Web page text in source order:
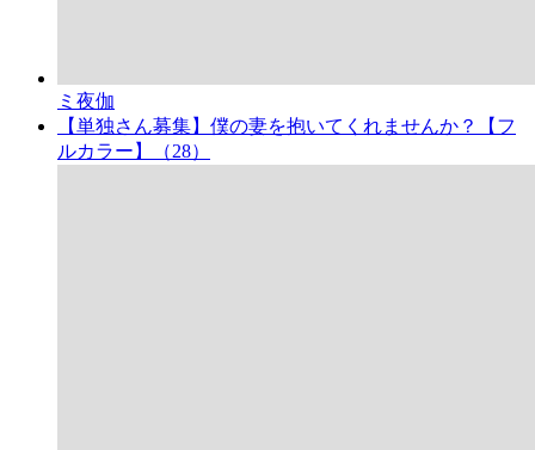
ミ夜伽
【単独さん募集】僕の妻を抱いてくれませんか？【フ
ルカラー】（28）